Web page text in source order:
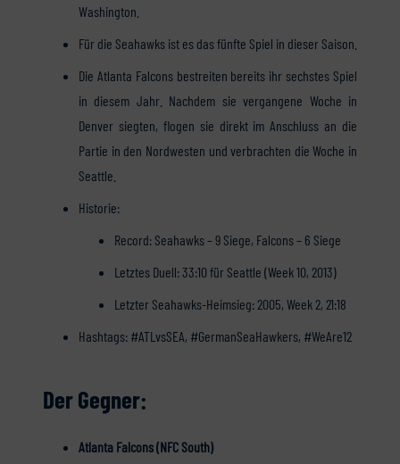
Washington.
Für die Seahawks ist es das fünfte Spiel in dieser Saison.
Die Atlanta Falcons bestreiten bereits ihr sechstes Spiel
in diesem Jahr. Nachdem sie vergangene Woche in
Denver siegten, flogen sie direkt im Anschluss an die
Partie in den Nordwesten und verbrachten die Woche in
Seattle.
Historie:
Record: Seahawks – 9 Siege, Falcons – 6 Siege
Letztes Duell: 33:10 für Seattle (Week 10, 2013)
Letzter Seahawks-Heimsieg: 2005, Week 2, 21:18
Hashtags: #ATLvsSEA, #GermanSeaHawkers, #WeAre12
Der Gegner:
Atlanta Falcons (NFC South)